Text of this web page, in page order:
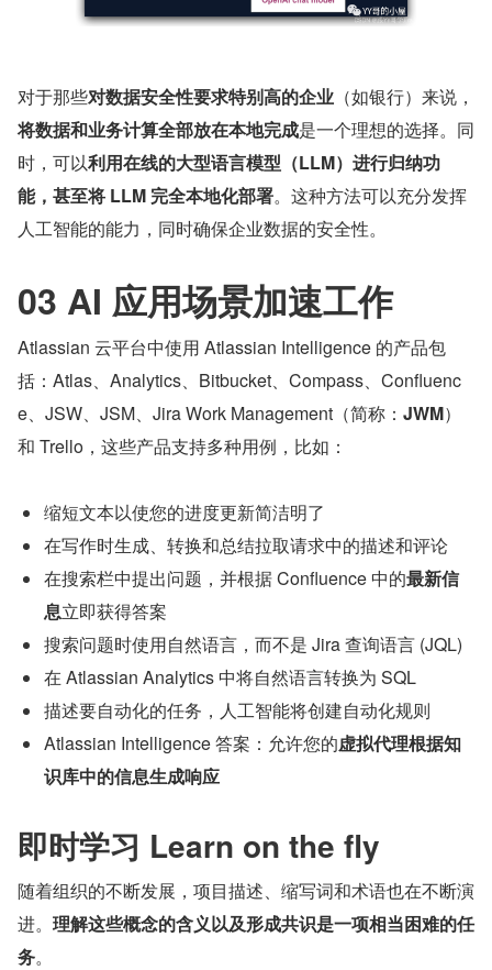
对于那些对数据安全性要求特别高的企业 （如银行）来说，
将数据和业务计算全部放在本地完成是一个理想的选择。同
时，可以利用在线的大型语言模型（LLM）进行归纳功
能，甚至将 LLM 完全本地化部署。这种方法可以充分发挥
人工智能的能力，同时确保企业数据的安全性。
03 AI 应用场景加速工作
Atlassian 云平台中使用 Atlassian Intelligence 的产品包
括：Atlas、Analytics、Bitbucket、Compass、Confluenc
e、JSW、JSM、Jira Work Management（简称： JWM）
和 Trello，这些产品支持多种用例，比如：
缩短文本以使您的进度更新简洁明了
在写作时生成、转换和总结拉取请求中的描述和评论
在搜索栏中提出问题，并根据 Confluence 中的最新信
息立即获得答案
搜索问题时使用自然语言，而不是 Jira 查询语言 (JQL)
在 Atlassian Analytics 中将自然语言转换为 SQL
描述要自动化的任务，人工智能将创建自动化规则
Atlassian Intelligence 答案：允许您的虚拟代理根据知
识库中的信息生成响应
即时学习 Learn on the fly
随着组织的不断发展，项目描述、缩写词和术语也在不断演
进。 理解这些概念的含义以及形成共识是一项相当困难的任
务。